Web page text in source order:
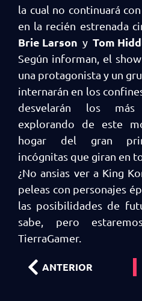
la cual no continuará
en la recién estrenada
Brie Larson y Tom
Según informan, el
una protagonista y un
internarán en los
desvelarán los más
explorando de este
hogar del gran
incógnitas que giran en
¿No ansias ver a King
peleas con personajes
las posibilidades de
sabe, pero
TierraGamer.
ANTERIOR